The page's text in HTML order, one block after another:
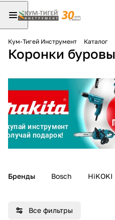
Кум-Тигей Инструмент Каталог
Коронки
Бренды Bosch HiKOKI
Все фильтры
Для клиентов всех банков
Разбейте
оплату на
без переплат